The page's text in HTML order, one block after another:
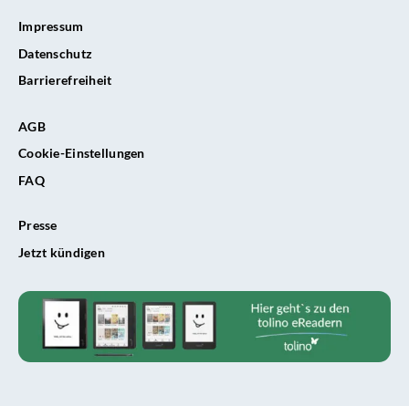
Impressum
Datenschutz
Barrierefreiheit
AGB
Cookie-Einstellungen
FAQ
Presse
Jetzt kündigen